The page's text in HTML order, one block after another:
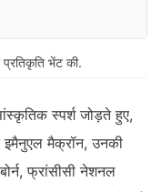
प्रतिकृति भेंट की.
स्पर्श जोड़ते हुए,
इमैनुएल मैक्रॉन, उनकी
फ्रांसीसी नेशनल